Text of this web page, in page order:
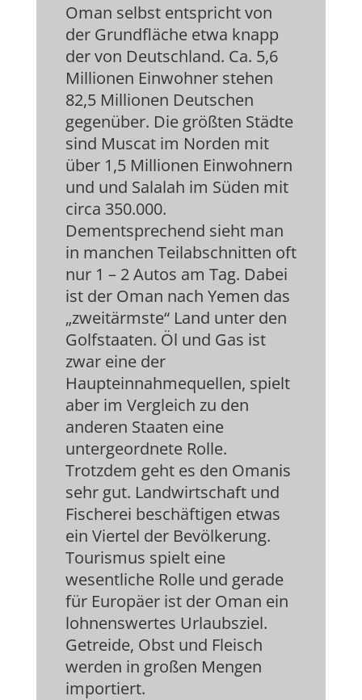
Oman selbst entspricht von
der Grundfläche etwa knapp
der von Deutschland. Ca. 5,6
Millionen Einwohner stehen
82,5 Millionen Deutschen
gegenüber. Die größten Städte
sind Muscat im Norden mit
über 1,5 Millionen Einwohnern
und und Salalah im Süden mit
circa 350.000.
Dementsprechend sieht man
in manchen Teilabschnitten oft
nur 1 – 2 Autos am Tag. Dabei
ist der Oman nach Yemen das
„zweitärmste“ Land unter den
Golfstaaten. Öl und Gas ist
zwar eine der
Haupteinnahmequellen, spielt
aber im Vergleich zu den
anderen Staaten eine
untergeordnete Rolle.
Trotzdem geht es den Omanis
sehr gut. Landwirtschaft und
Fischerei beschäftigen etwas
ein Viertel der Bevölkerung.
Tourismus spielt eine
wesentliche Rolle und gerade
für Europäer ist der Oman ein
lohnenswertes Urlaubsziel.
Getreide, Obst und Fleisch
werden in großen Mengen
importiert.